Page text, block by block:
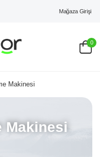
Mağaza Girişi
0
Makinesi
Makinesi